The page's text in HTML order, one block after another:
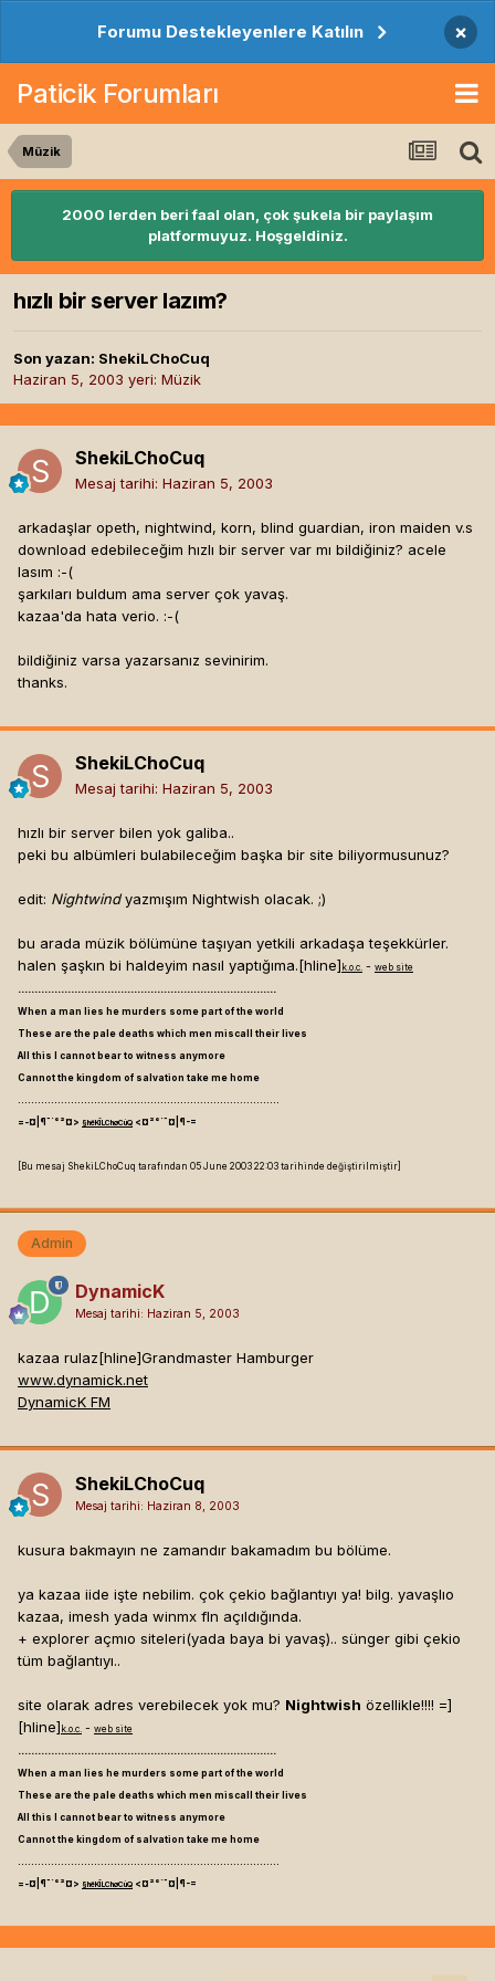
Forumu Destekleyenlere Katılın ×
Paticik Forumları
Müzik
2000 lerden beri faal olan, çok şukela bir paylaşım
platformuyuz. Hoşgeldiniz.
hızlı bir server lazım?
Son yazan: ShekiLChoCuq
Haziran 5, 2003 yeri: Müzik
ShekiLChoCuq
Mesaj tarihi: Haziran 5, 2003
arkadaşlar opeth, nightwind, korn, blind guardian, iron maiden v.s
download edebileceğim hızlı bir server var mı bildiğiniz? acele
lasım :-(
şarkıları buldum ama server çok yavaş.
kazaa'da hata verio. :-(
bildiğiniz varsa yazarsanız sevinirim.
thanks.
ShekiLChoCuq
Mesaj tarihi: Haziran 5, 2003
hızlı bir server bilen yok galiba..
peki bu albümleri bulabileceğim başka bir site biliyormusunuz?
edit: Nightwindyazmışım Nightwish olacak. ;)
bu arada müzik bölümüne taşıyan yetkili arkadaşa teşekkürler.
halen şaşkın bi haldeyim nasıl yaptığıma.[hline] k.o.c. - web site
..............................................................................
When a man lies he murders some part of the world
These are the pale deaths which men miscall their lives
All this I cannot bear to witness anymore
Cannot the kingdom of salvation take me home
...............................................................................
=-¤|¶¯`°²¤> §hëKÎLChøCùQ <¤²°`¯¤|¶-=
[Bu mesaj ShekiLChoCuq tarafından 05 June 2003 22:03 tarihinde değiştirilmiştir]
Admin
DynamicK
Mesaj tarihi: Haziran 5, 2003
kazaa rulaz[hline]Grandmaster Hamburger
www.dynamick.net
DynamicK FM
ShekiLChoCuq
Mesaj tarihi: Haziran 8, 2003
kusura bakmayın ne zamandır bakamadım bu bölüme.
ya kazaa iide işte nebilim. çok çekio bağlantıyı ya! bilg. yavaşlıo
kazaa, imesh yada winmx fln açıldığında.
+ explorer açmıo siteleri(yada baya bi yavaş).. sünger gibi çekio
tüm bağlantıyı..
site olarak adres verebilecek yok mu? Nightwish özellikle!!!! =]
[hline] k.o.c. - web site
..............................................................................
When a man lies he murders some part of the world
These are the pale deaths which men miscall their lives
All this I cannot bear to witness anymore
Cannot the kingdom of salvation take me home
=-¤|¶¯`°²¤> §hëKÎLChøCùQ <¤²°`¯¤|¶-=